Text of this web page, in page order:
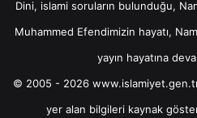
Dini, islami soruların bulunduğu,
Muhammed Efendimizin hayatı,
yayın hayatına
© 2005 - 2026
yer alan bilgileri kaynak